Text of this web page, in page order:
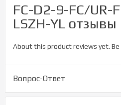
FC-D2-9-FC/UR-
LSZH-YL отзывы
About this product reviews yet.
Вопрос-Ответ